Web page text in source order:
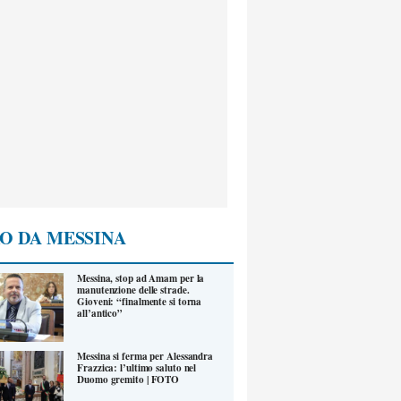
DA MESSINA
Messina, stop ad Amam per la
manutenzione delle strade.
Gioveni: “finalmente si torna
all’antico”
Messina si ferma per Alessandra
Frazzica: l’ultimo saluto nel
Duomo gremito | FOTO